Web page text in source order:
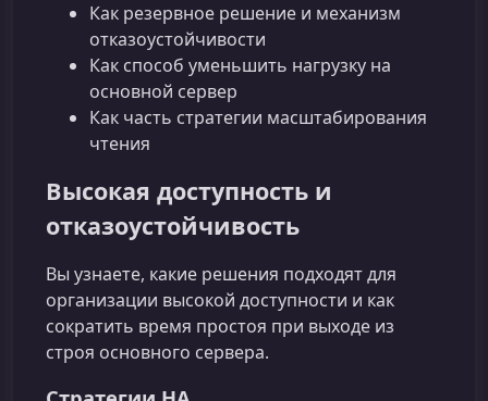
Как резервное решение и механизм
отказоустойчивости
Как способ уменьшить нагрузку на
основной сервер
Как часть стратегии масштабирования
чтения
Высокая доступность и
отказоустойчивость
Вы узнаете, какие решения подходят для
организации высокой доступности и как
сократить время простоя при выходе из
строя основного сервера.